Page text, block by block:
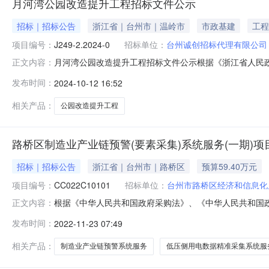
招标｜招标公告 浙江省｜台州市｜温岭市 市政基建
工程
项目编号： J249-2.2024-0 招标单位： 台州诚创招标代理有限公司
正文内容： 月河湾公园改造提升工程招标文件公示根据《浙江省人
真、邮件）台州诚创招标代理有限公司。招标代理名称
话：138586565
发布时间： 2024-10-12 16:52
相关产品：
公园改造提升工程
路桥区制造业产业链预警(要素采集)系统服务(一期)
招标｜招标公告 浙江省｜台州市｜路桥区
预算59.40万元
项目编号： CC022C10101 招标单位： 台州市路桥区经济和信息
正文内容： 根据《中华人民共和国政府采购法》、《中华人民共和
商。（符合《2022年度台州市向社会力量购买服务指导
情况项目编号：CC022C1
发布时间： 2022-11-23 07:49
相关产品：
制造业产业链预警系统服务 低压侧用电数据精准采集系统服